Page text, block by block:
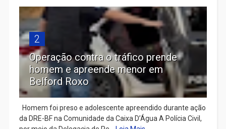
2
Operação contra o tráfico prende
homem e apreende menor em
Belford Roxo
Homem foi preso e adolescente apreendido durante ação
da DRE-BF na Comunidade da Caixa D’Água A Polícia Civil,